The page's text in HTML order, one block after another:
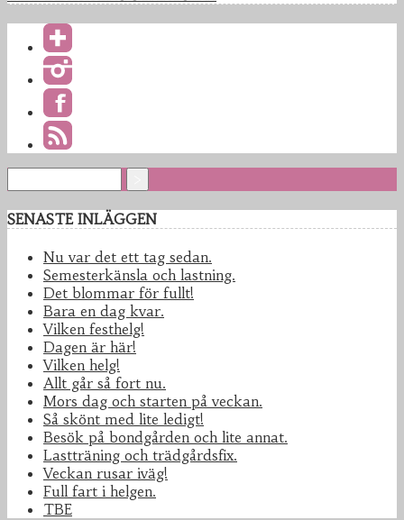
SENASTE INLÄGGEN
Nu var det ett tag sedan.
Semesterkänsla och lastning.
Det blommar för fullt!
Bara en dag kvar.
Vilken festhelg!
Dagen är här!
Vilken helg!
Allt går så fort nu.
Mors dag och starten på veckan.
Så skönt med lite ledigt!
Besök på bondgården och lite annat.
Lastträning och trädgårdsfix.
Veckan rusar iväg!
Full fart i helgen.
TBE